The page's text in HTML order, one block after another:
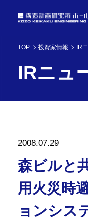
TOP 投資家情報 IR
IRニュ
2008.07.29
森ビルと
用火災時
ョンシス